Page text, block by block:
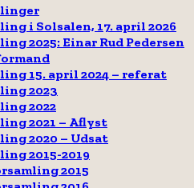
i Solsalen, 17. april 2026
2025: Einar Rud Pedersen
15. april 2024 – referat
2023
2022
2021 – Aflyst
2020 – Udsat
2015-2019
2015